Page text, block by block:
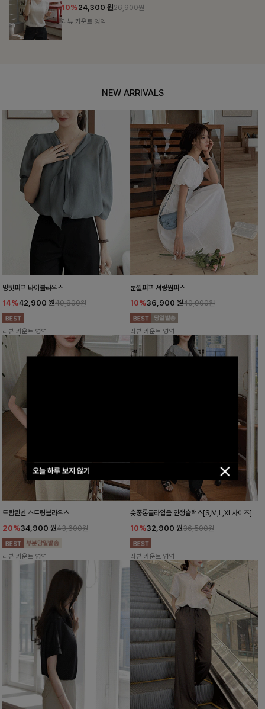
오늘 하루 보지 않기
10%24,300 원26,900원
리뷰 카운트 영역
NEW ARRIVALS
밍팃퍼프 타이블라우스
14%42,900 원49,800원
리뷰 카운트 영역
룬셀퍼프 셔링원피스
10%36,900 원40,900원
리뷰 카운트 영역
드람린넨 스트링블라우스
20%34,900 원43,600원
리뷰 카운트 영역
숏중롱골라입을 인생슬랙스[S,M,L,XL사이즈]
10%32,900 원36,500원
리뷰 카운트 영역